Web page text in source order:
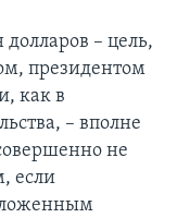
– цель,
президентом
как в
– вполне
не
если